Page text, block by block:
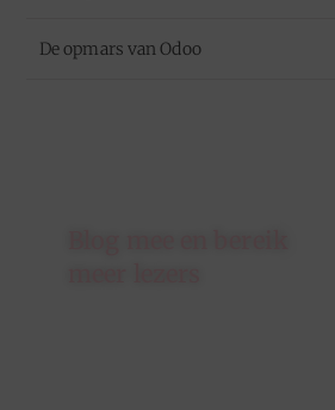
De opmars van Odoo